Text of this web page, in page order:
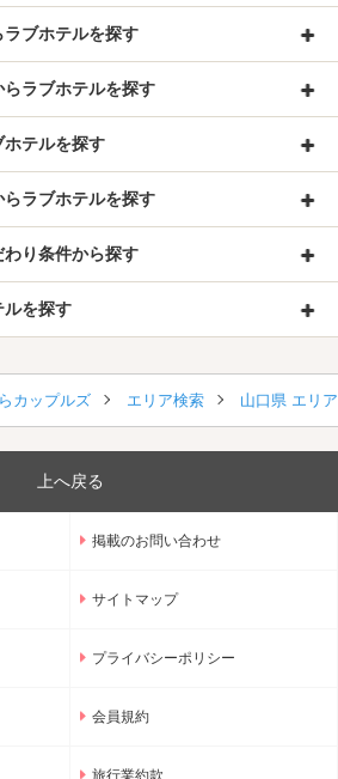
ブホテルを探す
ラブホテルを探す
ホテルを探す
ラブホテルを探す
り条件から探す
ルを探す
カップルズ エリア検索 山口県 エリ
上へ戻る
掲載のお問い合わせ
サイトマップ
プライバシーポリシー
会員規約
旅行業約款